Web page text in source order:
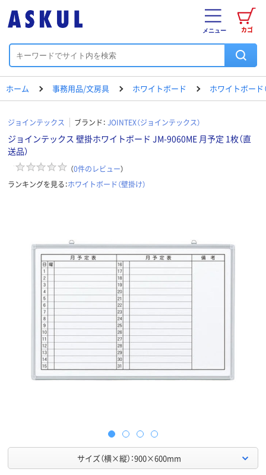
カゴ
メニュー
ホーム 事務用品/文房具 ホワイトボード ホワイトボード
ジョインテックス ブランド： JOINTEX（ジョインテックス）
ジョインテックス 壁掛ホワイトボード JM-9060ME 月予定 1枚（直
送品）
（0件のレビュー）
ランキングを見る：ホワイトボード（壁掛け）
サイズ（横×縦）：900×600mm